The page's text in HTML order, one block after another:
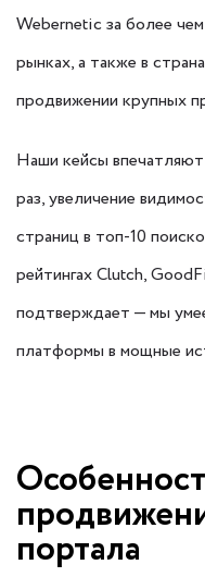
Webernetic за более
рынках, а также в
продвижении крупных
Наши кейсы
раз, увеличение
страниц в топ-10
рейтингах Clutch,
подтверждает — мы
платформы в мощные
портала